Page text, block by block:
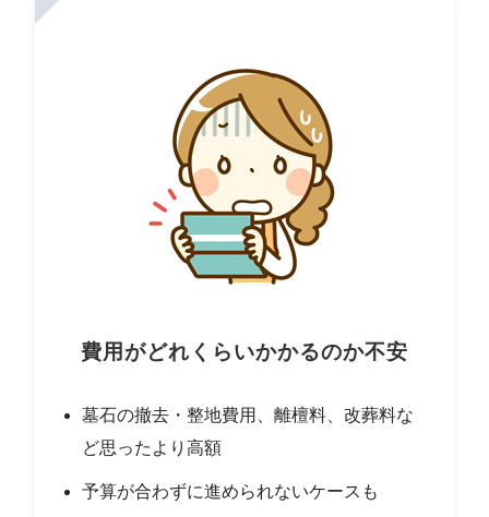
費用がどれくらいかかるのか不安
墓石の撤去・整地費用、離檀料、改葬料な
ど思ったより高額
予算が合わずに進められないケースも